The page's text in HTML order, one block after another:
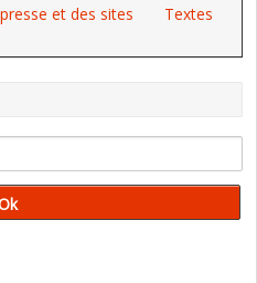
et des sites
Textes